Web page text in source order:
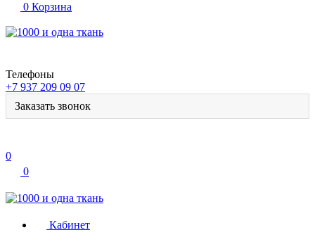
0 Корзина
Телефоны
+7 937 209 09 07
Заказать звонок
0
0
Кабинет